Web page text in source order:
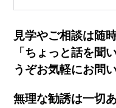
見学やご相談は随
「ちょっと話を聞
うぞお気軽にお問
無理な勧誘は一切